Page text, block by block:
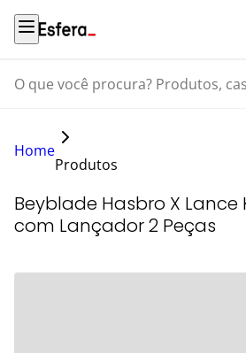
O que você procura? Produtos,
Home
Produtos
Beyblade Hasbro X Lance
com Lançador 2 Peças